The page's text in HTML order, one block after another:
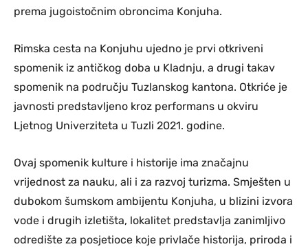
prema jugoistočnim obroncima Konjuha.
Rimska cesta na Konjuhu ujedno je prvi otkriveni
spomenik iz antičkog doba u Kladnju, a drugi takav
spomenik na području Tuzlanskog kantona. Otkriće je
javnosti predstavljeno kroz performans u okviru
Ljetnog Univerziteta u Tuzli 2021. godine.
Ovaj spomenik kulture i historije ima značajnu
vrijednost za nauku, ali i za razvoj turizma. Smješten u
dubokom šumskom ambijentu Konjuha, u blizini izvora
vode i drugih izletišta, lokalitet predstavlja zanimljivo
odredište za posjetioce koje privlače historija, priroda i